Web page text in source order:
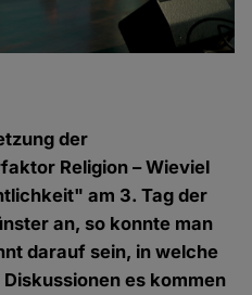
der
Religion – Wieviel
am 3. Tag der
an, so konnte man
darauf sein, in welche
es kommen